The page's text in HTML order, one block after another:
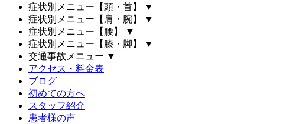
症状別メニュー【頭・首】
▼
症状別メニュー【肩・腕】
▼
症状別メニュー【腰】
▼
症状別メニュー【膝・脚】
▼
交通事故メニュー ▼
アクセス・料金表
ブログ
初めての方へ
スタッフ紹介
患者様の声